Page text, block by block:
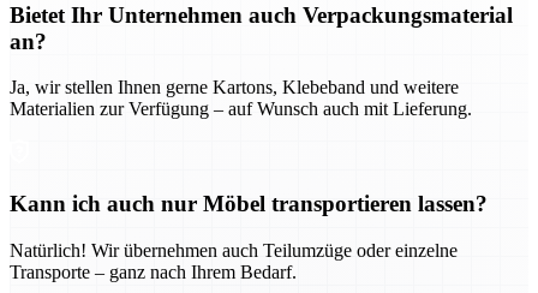
Bietet Ihr Unternehmen auch Verpackungsmaterial
an?
Ja, wir stellen Ihnen gerne Kartons, Klebeband und weitere
Materialien zur Verfügung – auf Wunsch auch mit Lieferung.
Kann ich auch nur Möbel transportieren lassen?
Natürlich! Wir übernehmen auch Teilumzüge oder einzelne
Transporte – ganz nach Ihrem Bedarf.